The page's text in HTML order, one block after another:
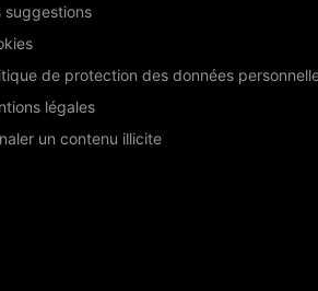
suggestions
de protection des données
légales
un contenu illicite